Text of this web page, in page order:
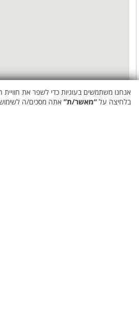
אנחנו משתמשים בעוגיות כדי לשפר את
בלחיצה על “מאשר/ת” אתה מסכים/ה לשימוש